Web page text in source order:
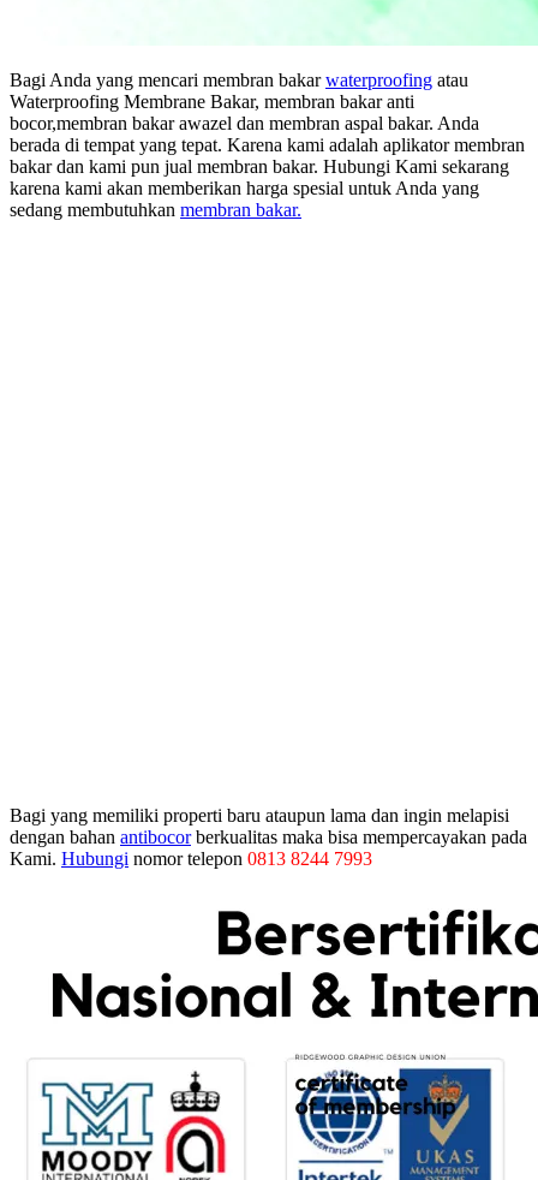
Bagi Anda yang mencari membran bakarwaterproofing atau
Waterproofing Membrane Bakar, membran bakar anti
bocor,membran bakar awazel dan membran aspal bakar. Anda
berada di tempat yang tepat. Karena kami adalah aplikator membran
bakar dan kami pun jual membran bakar. Hubungi Kami sekarang
karena kami akan memberikan harga spesial untuk Anda yang
sedang membutuhkan membran bakar.
Bagi yang memiliki properti baru ataupun lama dan ingin melapisi
dengan bahan antibocorberkualitas maka bisa mempercayakan pada
Kami. Hubungi nomor telepon 0813 8244 7993